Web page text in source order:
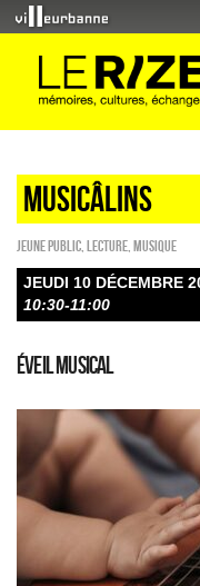
Musicâlins
Jeune public Lecture Musique
JEUDI 10 DÉCEMBRE
10:30-11:00
Éveil musical